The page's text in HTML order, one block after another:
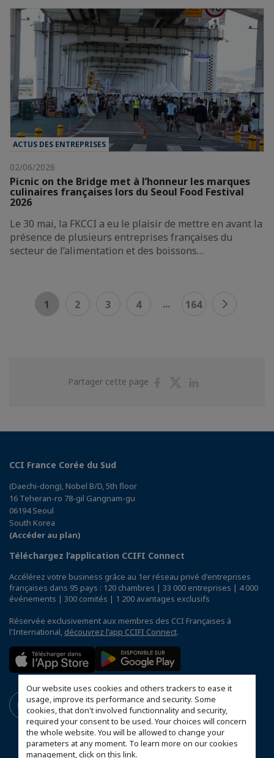
Our website uses cookies and others trackers to ease it
usage, improve its performance and security. Some
cookies, that don't involved functionnality and security,
required your consent to be used. Your choices will concern
the whole website. You will be allowed to change your
parameters at any moment. To learn more on our cookies
management,click on this link.
ACTUS DES ENTREPRISES
02/06/2026
Picnic on the Bridge met à l’honneur les marques
culinaires françaises lors du Seoul Food Festival
2026
Le 30 mai, la FKCCI a eu le plaisir de mettre en avant la
présence de plusieurs entreprises françaises du
secteur de l’alimentation et des boissons…
1 2 3 4 ... 164
Partager cette page
PartagerPartager
CCI France Corée du Sud
(Daechi-dong), Nobel B/D, 5th floor
16 Teheran-ro 78-gil Gangnam-gu
06194 Seoul
South Korea
(Accéder au plan)
Téléchargez l’application CCIFI Connect
Accélérez votre business grâce au 1er réseau privé d'entreprises
françaises dans 95 pays : 120 chambres | 33 000 entreprises | 4 000
événements | 300 comités | 1 200 avantages exclusifs
Réservée exclusivement aux membres des CCI Françaises à
l'International, découvrez l'app CCIFI Connect.